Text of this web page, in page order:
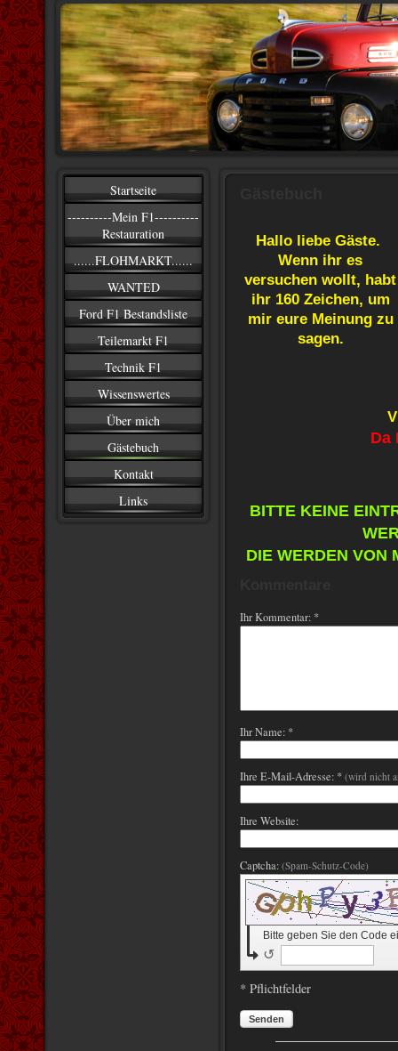
Startseite
----------Mein F1----------
Restauration
......FLOHMARKT......
WANTED
Ford F1 Bestandsliste
Teilemarkt F1
Technik F1
Wissenswertes
Über mich
Gästebuch
Kontakt
Links
Hallo liebe Gäste.
Wenn ihr es
versuchen wollt, habt
ihr 160 Zeichen, um
mir eure Meinung zu
sagen.
Da
BITTE KEINE
DIE WERDEN VON
Ihr Kommentar: *
Ihr Name: *
Ihre E-Mail-Adresse: * (wird nicht
Ihre Website:
Captcha: (Spam-Schutz-Code)
Bitte geben Sie den Code
↺
* Pflichtfelder
Senden